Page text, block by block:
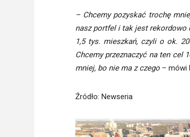
– Chcemy pozyskać trochę
nasz portfel i tak jest rekordowo
1,5 tys. mieszkań, czyli o ok.
Chcemy przeznaczyć na ten cel
mniej, bo nie ma z czego – mówi
Źródło: Newseria